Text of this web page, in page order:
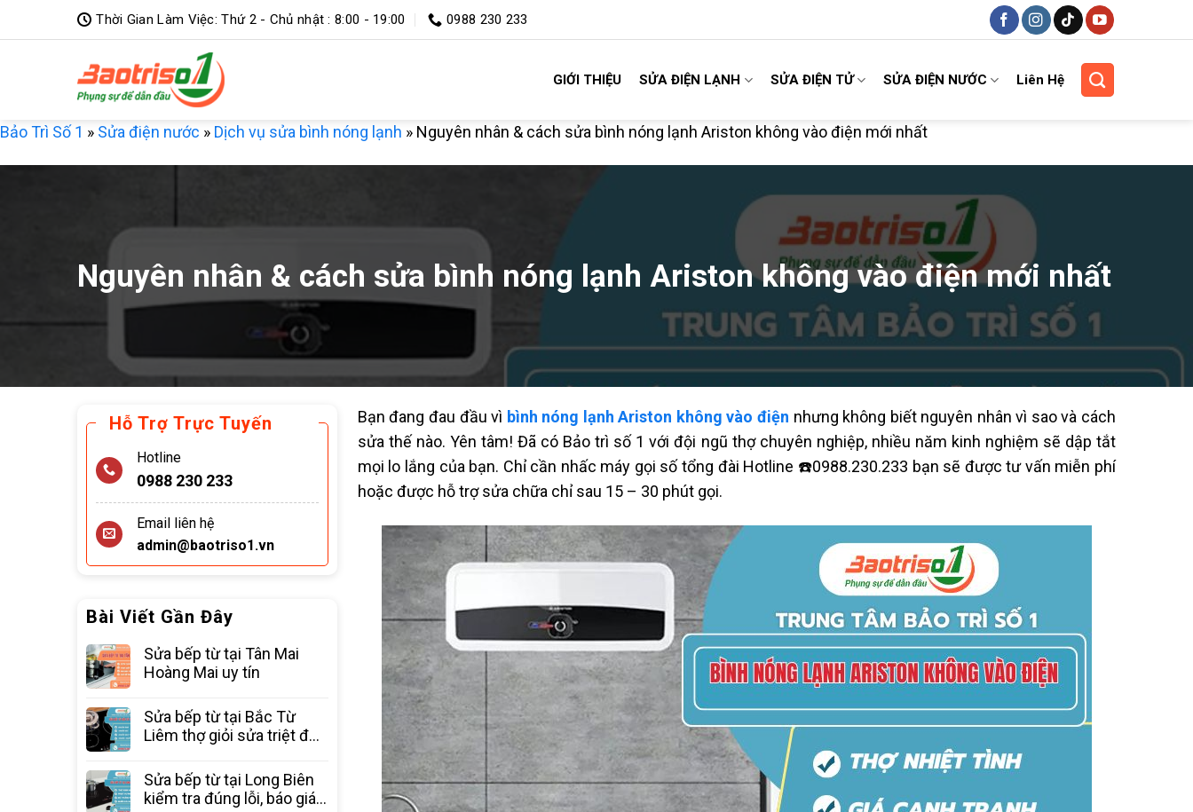
qua
Thời Gian Làm Việc: Thứ 2 - Chủ nhật : 8:00 - 19:00 0988 230 233
GIỚI THIỆU SỬA ĐIỆN LẠNH SỬA ĐIỆN TỬ SỬA ĐIỆN NƯỚC Liên Hệ
Bảo Trì Số 1 » Sửa điện nước » Dịch vụ sửa bình nóng lạnh » Nguyên nhân & cách sửa bình nóng lạnh Ariston không vào điện mới nhất
Nguyên nhân & cách sửa bình nóng lạnh Ariston không vào điện mới nhất
Hỗ Trợ Trực Tuyến
Hotline
0988 230 233
Email liên hệ
admin@baotriso1.vn
Bài Viết Gần Đây
Sửa bếp từ tại Tân Mai
Hoàng Mai uy tín
Sửa bếp từ tại Bắc Từ
Liêm thợ giỏi sửa triệt để
Sửa bếp từ tại Long Biên
kiểm tra đúng lỗi, báo giá
Bạn đang đau đầu vì bình nóng lạnh Ariston không vào điện nhưng không biết nguyên nhân vì sao và cách
sửa thế nào. Yên tâm! Đã có Bảo trì số 1 với đội ngũ thợ chuyên nghiệp, nhiều năm kinh nghiệm sẽ dập tắt
mọi lo lắng của bạn. Chỉ cần nhấc máy gọi số tổng đài Hotline ☎️0988.230.233 bạn sẽ được tư vấn miễn phí
hoặc được hỗ trợ sửa chữa chỉ sau 15 – 30 phút gọi.